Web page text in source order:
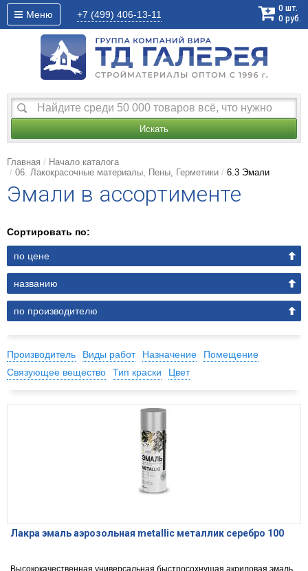
Меню +7 (499) 406-13-11
0 шт.
0 руб.
Искать
Главная
Начало каталога
06. Лакокрасочные материалы, Пены, Герметики
6.3 Эмали
Эмали в ассортименте
Сортировать по:
по цене
названию
по производителю
Производитель Виды работ Назначение
Помещение
Связующее вещество
Тип краски Цвет
Лакра эмаль аэрозольная metallic металлик серебро 100